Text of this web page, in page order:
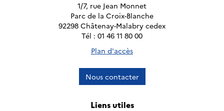
1/7, rue Jean Monnet
Parc de la Croix-Blanche
92298 Châtenay-Malabry cedex
Tél : 01 46 11 80 00
Plan d'accès
Nous contacter
Liens utiles